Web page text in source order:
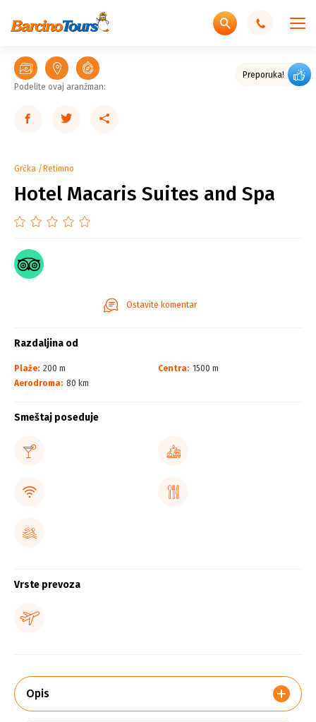
Preporuka!
Odličan kvalitet
Podelite ovaj aranžman:
Grčka Retimno
Hotel Macaris Suites and Spa
Ostavite komentar
Razdaljina od
Plaže: 200 m Centra: 1500 m
Aerodroma: 80 km
Smeštaj poseduje
Vrste prevoza
Opis